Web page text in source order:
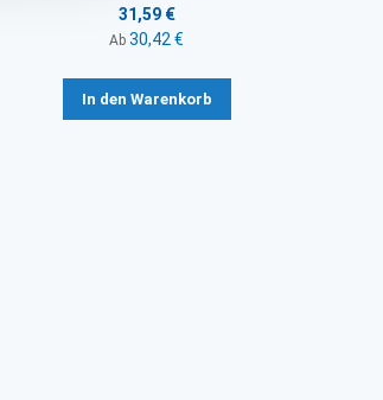
31,59 €
Ab 30,42 €
In den Warenkorb